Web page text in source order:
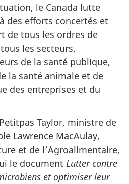
le Canada lutte
des efforts concertés et
de tous les ordres de
les secteurs,
de la santé publique,
la santé animale et de
des entreprises et du
Taylor, ministre de
Lawrence MacAulay,
et de l’Agroalimentaire,
le document Lutter contre
et optimiser leur